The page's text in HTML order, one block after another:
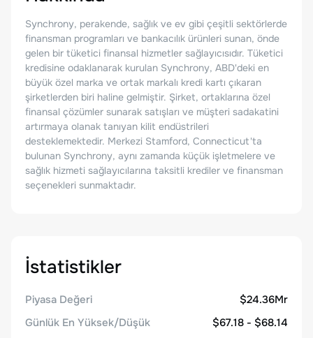
Synchrony, perakende, sağlık ve ev gibi çeşitli sektörlerde
finansman programları ve bankacılık ürünleri sunan, önde
gelen bir tüketici finansal hizmetler sağlayıcısıdır. Tüketici
kredisine odaklanarak kurulan Synchrony, ABD'deki en
büyük özel marka ve ortak markalı kredi kartı çıkaran
şirketlerden biri haline gelmiştir. Şirket, ortaklarına özel
finansal çözümler sunarak satışları ve müşteri sadakatini
artırmaya olanak tanıyan kilit endüstrileri
desteklemektedir. Merkezi Stamford, Connecticut'ta
bulunan Synchrony, aynı zamanda küçük işletmelere ve
sağlık hizmeti sağlayıcılarına taksitli krediler ve finansman
seçenekleri sunmaktadır.
İstatistikler
Piyasa Değeri
$24.36Mr
Günlük En Yüksek/Düşük
$67.18 - $68.14